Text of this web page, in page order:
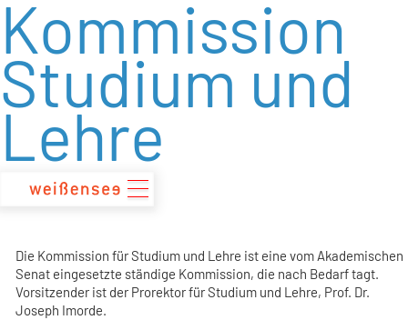
zum
Inhalt
Kommission
Studium und
Lehre
Die Kommission für Studium und Lehre ist eine vom Akademischen
Senat eingesetzte ständige Kommission, die nach Bedarf tagt.
Vorsitzender ist der Prorektor für Studium und Lehre, Prof. Dr.
Joseph Imorde.